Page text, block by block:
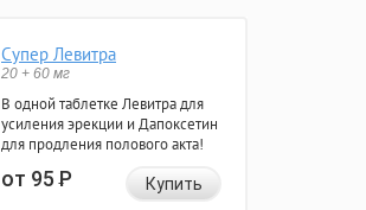
Супер Левитра
20 + 60 мг
В одной таблетке Левитра для
усиления эрекции и Дапоксетин
для продления полового акта!
от 95Р Купить